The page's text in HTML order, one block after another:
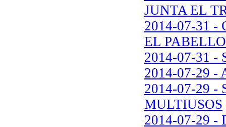
JUNTA EL
2014-07-31 -
EL
2014-07-31 -
2014-07-29 -
2014-07-29 -
MULTIUSOS
2014-07-29 -